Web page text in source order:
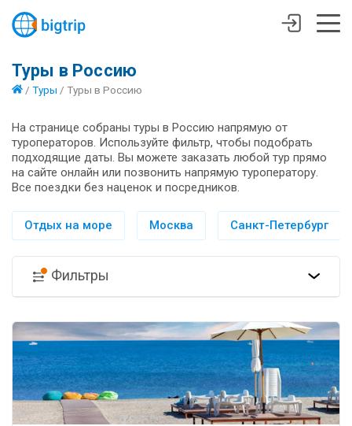
Туры в Россию
/ Туры / Туры в Россию
На странице собраны туры в Россию напрямую от
туроператоров. Используйте фильтр, чтобы подобрать
подходящие даты. Вы можете заказать любой тур прямо
на сайте онлайн или позвонить напрямую туроператору.
Все поездки без наценок и посредников.
Отдых на море Москва Санкт-Петербург
Фильтры